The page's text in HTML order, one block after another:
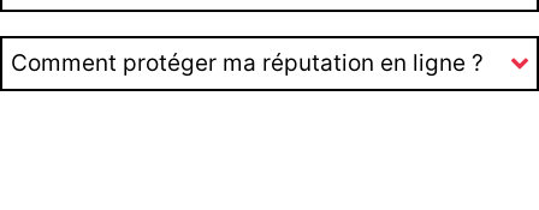
Comment protéger ma réputation en ligne ?